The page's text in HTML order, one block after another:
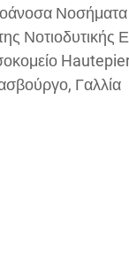
Νοσήματα
Γαλλία